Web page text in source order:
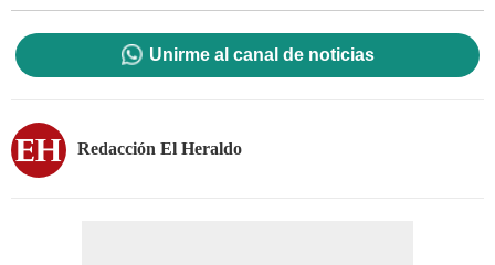
Unirme al canal de noticias
Redacción El Heraldo